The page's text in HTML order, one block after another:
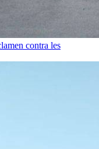
contra les